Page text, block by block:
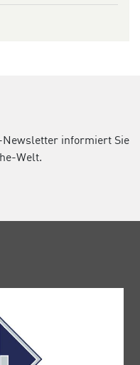
informiert Sie
Welt.